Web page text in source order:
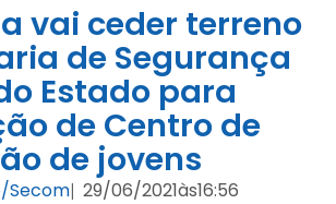
vai ceder terreno
de Segurança
Estado para
de Centro de
de jovens
Secom| 29/06/2021às16:56